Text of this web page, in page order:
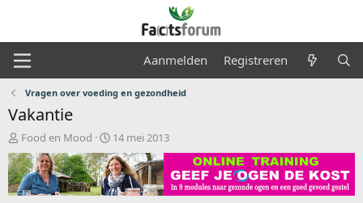
Aanmelden Registreren
Vragen over voeding en gezondheid
Vakantie
O
n
d
e
r
Food en Mood
S
t
a
r
t
14 mei 2013